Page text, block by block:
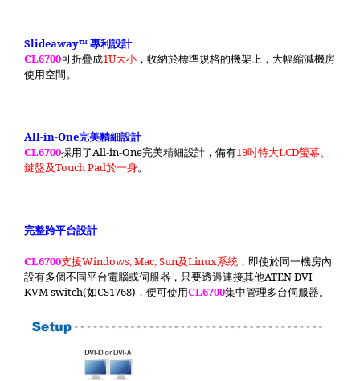
Slideaway™ 專利設計
CL6700可折疊成1U大小 ，收納於標準規格的機架上，大幅縮減機房
使用空間。
All-in-One完美精細設計
CL6700採用了All-in-One完美精細設計，備有19吋特大LCD螢幕、
鍵盤及Touch Pad於一身。
完整跨平台設計
CL6700支援Windows, Mac, Sun及Linux系統 ，即使於同一機房內
設有多個不同平台電腦或伺服器，只要透過連接其他ATEN DVI
KVM switch(如CS1768) ，便可使用CL6700集中管理多台伺服器。